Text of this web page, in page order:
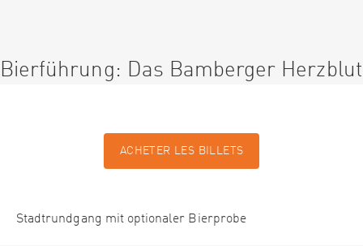
Bierführung: Das Bamberger Herzblut
ACHETER LES BILLETS
Stadtrundgang mit optionaler Bierprobe